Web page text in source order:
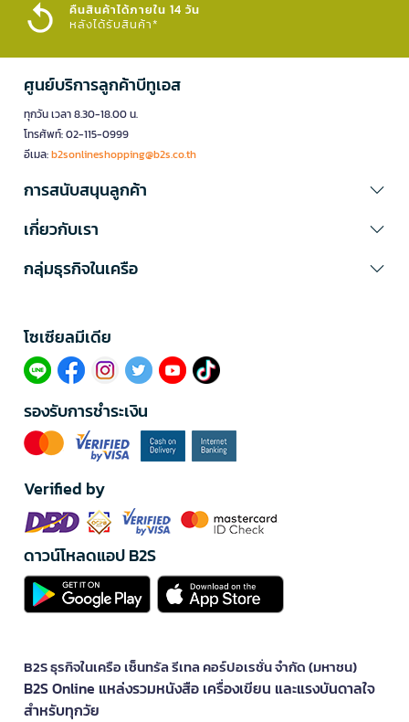
คืนสินค้าได้ภายใน 14 วัน
หลังได้รับสินค้า*
ศูนย์บริการลูกค้าบีทูเอส
ทุกวัน เวลา 8.30-18.00 น.
โทรศัพท์: 02-115-0999
อีเมล:b2sonlineshopping@b2s.co.th
การสนับสนุนลูกค้า
เกี่ยวกับเรา
กลุ่มธุรกิจในเครือ
โซเซียลมีเดีย​
รองรับการชำระเงิน
Verified by
ดาวน์โหลดแอป B2S
B2S ธุรกิจในเครือ เซ็นทรัล รีเทล คอร์ปอเรชั่น จำกัด (มหาชน)
B2S Online แหล่งรวมหนังสือ เครื่องเขียน และแรงบันดาลใจ
สำหรับทุกวัย